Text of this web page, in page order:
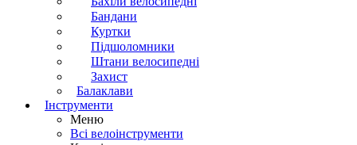
Бандани
Куртки
Підшоломники
Штани велосипедні
Захист
Балаклави
Інструменти
Меню
Всі велоінструменти